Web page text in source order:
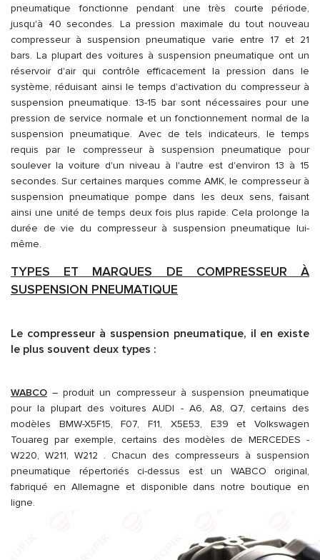
pneumatique fonctionne pendant une très courte période,
jusqu'à 40 secondes. La pression maximale du tout nouveau
compresseur à suspension pneumatique varie entre 17 et 21
bars. La plupart des voitures à suspension pneumatique ont un
réservoir d'air qui contrôle efficacement la pression dans le
système, réduisant ainsi le temps d'activation du compresseur à
suspension pneumatique. 13-15 bar sont nécessaires pour une
pression de service normale et un fonctionnement normal de la
suspension pneumatique. Avec de tels indicateurs, le temps
requis par le compresseur à suspension pneumatique pour
soulever la voiture d'un niveau à l'autre est d'environ 13 à 15
secondes. Sur certaines marques comme AMK, le compresseur à
suspension pneumatique pompe dans les deux sens, faisant
ainsi une unité de temps deux fois plus rapide. Cela prolonge la
durée de vie du compresseur à suspension pneumatique lui-
même.
TYPES ET MARQUES DE COMPRESSEUR À
SUSPENSION PNEUMATIQUE
Le compresseur à suspension pneumatique, il en existe
le plus souvent deux types :
WABCO – produit un compresseur à suspension pneumatique
pour la plupart des voitures AUDI - A6, A8, Q7, certains des
modèles BMW-X5F15, F07, F11, X5E53, E39 et Volkswagen
Touareg par exemple, certains des modèles de MERCEDES -
W220, W211, W212 . Chacun des compresseurs à suspension
pneumatique répertoriés ci-dessus est un WABCO original,
fabriqué en Allemagne et disponible dans notre boutique en
ligne.